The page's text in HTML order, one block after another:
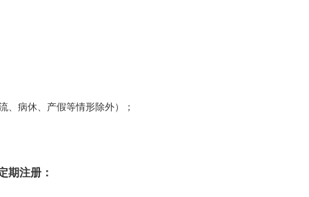
、病休、产假等情形除外）；
期注册：